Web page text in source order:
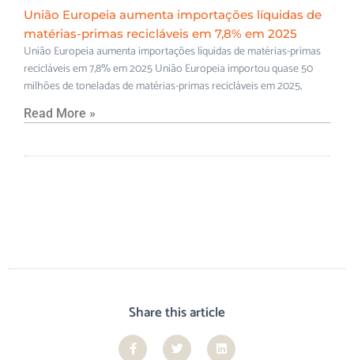
União Europeia aumenta importações líquidas de
matérias-primas recicláveis em 7,8% em 2025
União Europeia aumenta importações líquidas de matérias-primas
recicláveis em 7,8% em 2025 União Europeia importou quase 50
milhões de toneladas de matérias-primas recicláveis em 2025,
Read More »
Share this article